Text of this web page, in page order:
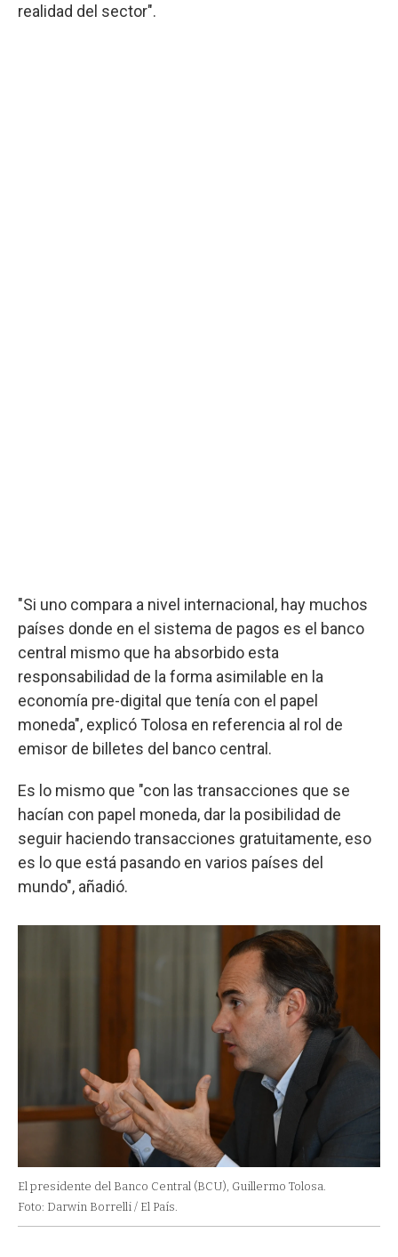
realidad del sector".
"Si uno compara a nivel internacional, hay muchos
países donde en el sistema de pagos es el banco
central mismo que ha absorbido esta
responsabilidad de la forma asimilable en la
economía pre-digital que tenía con el papel
moneda", explicó Tolosa en referencia al rol de
emisor de billetes del banco central.
Es lo mismo que "con las transacciones que se
hacían con papel moneda, dar la posibilidad de
seguir haciendo transacciones gratuitamente, eso
es lo que está pasando en varios países del
mundo", añadió.
El presidente del Banco Central (BCU), Guillermo Tolosa.
Foto: Darwin Borrelli / El País.